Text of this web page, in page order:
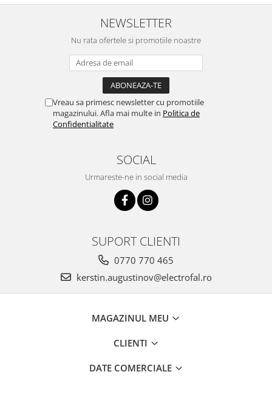
NEWSLETTER
Nu rata ofertele si promotiile noastre
Vreau sa primesc newsletter cu promotiile
magazinului. Afla mai multe in Politica de
Confidentialitate
SOCIAL
Urmareste-ne in social media
SUPORT CLIENTI
0770 770 465
kerstin.augustinov@electrofal.ro
MAGAZINUL MEU
CLIENTI
DATE COMERCIALE